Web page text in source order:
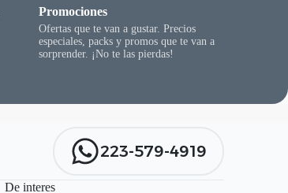
Promociones
Ofertas que te van a gustar. Precios
especiales, packs y promos que te van a
sorprender. ¡No te las pierdas!
223-579-4919
De interes